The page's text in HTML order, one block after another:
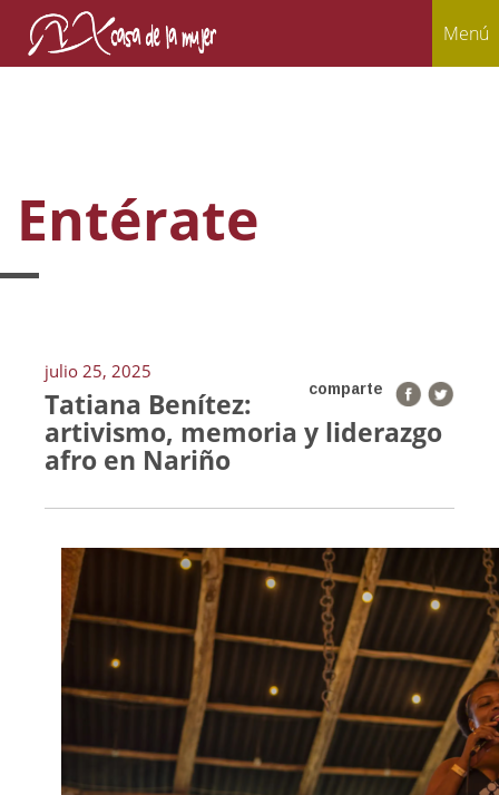
Menú
Entérate
julio 25, 2025
comparte
Tatiana Benítez:
artivismo, memoria y liderazgo
afro en Nariño